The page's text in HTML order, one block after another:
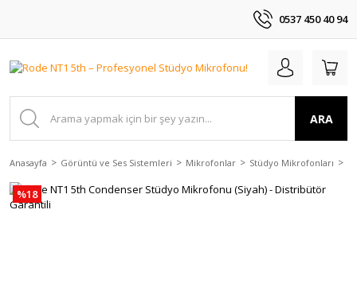
0537 450 40 94
ARA
Anasayfa Görüntü ve Ses Sistemleri Mikrofonlar Stüdyo Mikrofonları
%18